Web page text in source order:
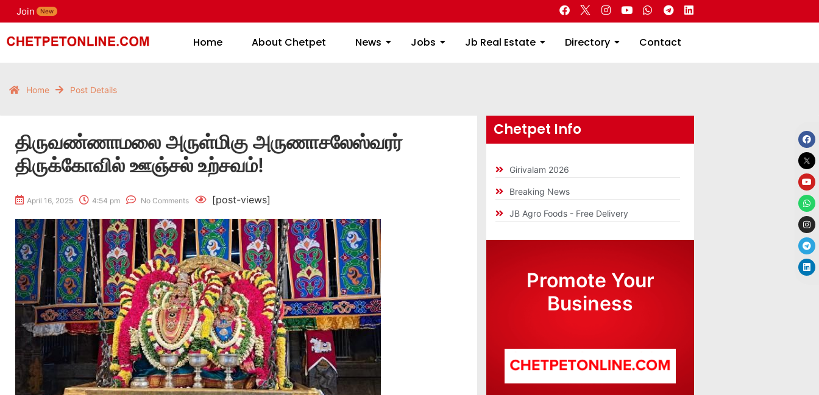
Join New
Home About Chetpet News Jobs Jb Real Estate Directory Contact
Jb Real Estate
Directory
Contact
Home Post Details
திருவண்ணாமலை அருள்மிகு அருணாசலேஸ்வரர்
திருக்கோவில் ஊஞ்சல் உற்சவம்!
April 16, 2025 4:54 pm No Comments [post-views]
Chetpet Info
Girivalam 2026
Breaking News
JB Agro Foods - Free Delivery
Promote Your
Business